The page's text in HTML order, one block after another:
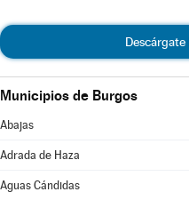
Descárgate
Municipios de Burgos
Abajas
Adrada de Haza
Aguas Cándidas